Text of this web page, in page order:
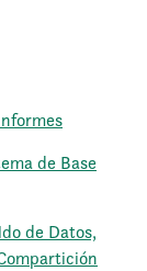
de Base
de Datos,